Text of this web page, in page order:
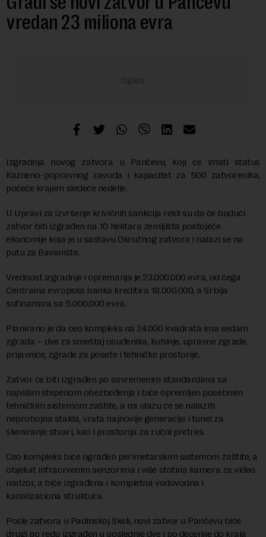
vredan 23 miliona evra
Izgradnja novog zatvora u Pančevu, koji će imati status
Kazneno-popravnog zavoda i kapacitet za 500 zatvorenika,
počeće krajem sledeće nedelje.
U Upravi za izvršenje krivičnih sankcija rekli su da će budući
zatvor biti izgrađen na 10 hektara zemljišta postojeće
ekonomije koja je u sastavu Okružnog zatvora i nalazi se na
putu za Bavanište.
Vrednost izgradnje i opremanja je 23.000.000 evra, od čega
Centralna evropska banka kreditira 18.000.000, a Srbija
sufinansira sa 5.000.000 evra.
Planirano je da ceo kompleks na 24.000 kvadrata ima sedam
zgrada – dve za smeštaj osuđenika, kuhinje, upravne zgrade,
prijavnice, zgrade za posete i tehničke prostorije.
Zatvor će biti izgrađen po savremenim standardima sa
najvišim stepenom obezbeđenja i biće opremljen posebnim
tehničkim sistemom zaštite, a na ulazu će se nalaziti
neprobojna stakla, vrata najnovije generacije i tunel za
skeniranje stvari, kao i prostorija za ručni pretres.
Ceo kompleks biće ograđen perimetarskim sistemom zaštite, a
objekat infracrvenim senzorima i više stotina kamera za video
nadzor, a biće izgrađena i kompletna vodovodna i
kanalizaciona struktura.
Posle zatvora u Padinskoj Skeli, novi zatvor u Pančevu biće
drugi po redu izgrađen u poslednje dve i po decenije do kraja